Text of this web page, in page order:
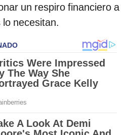
un respiro financiero a
necesitan.